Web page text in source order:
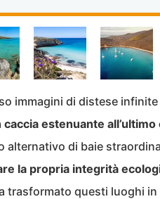
immagini di distese
caccia estenuante
alternativo di baie
la propria integrità
trasformato questi luoghi in